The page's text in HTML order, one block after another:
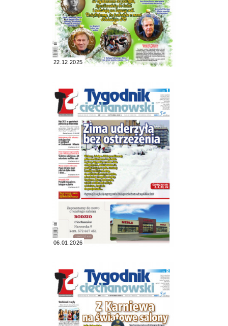
22.12.2025
06.01.2026